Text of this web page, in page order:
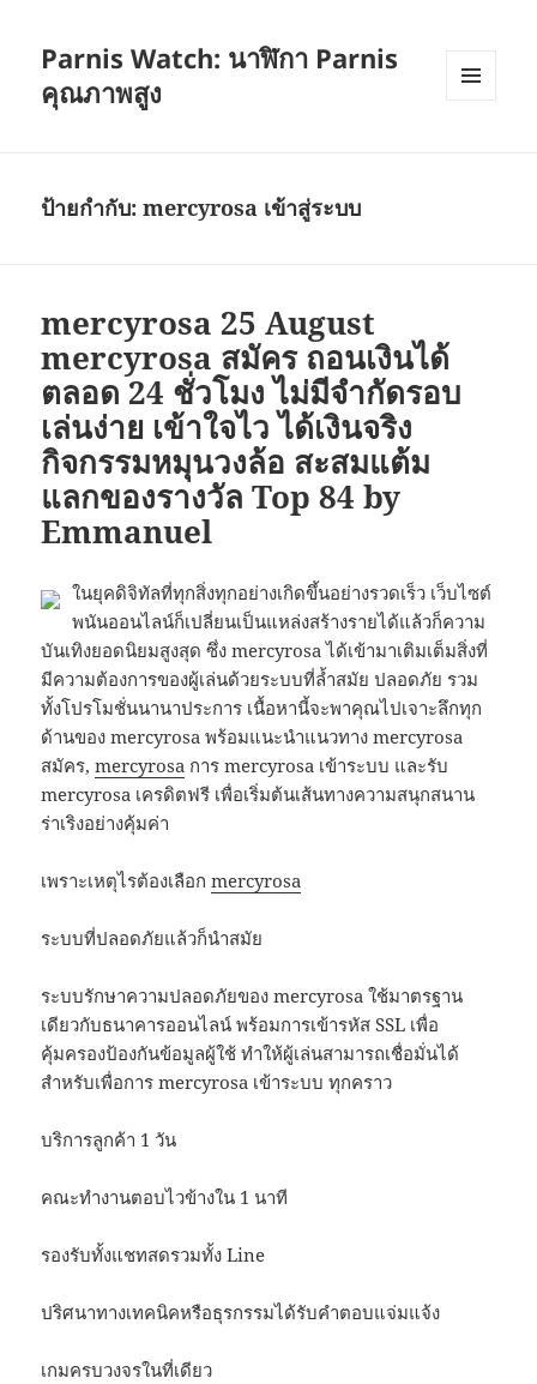
Parnis Watch: นาฬิกา Parnis
คุณภาพสูง
ป้ายกำกับ:mercyrosa เข้าสู่ระบบ
mercyrosa 25 August
mercyrosa สมัคร ถอนเงินได้
ตลอด 24 ชั่วโมง ไม่มีจำกัดรอบ
เล่นง่าย เข้าใจไว ได้เงินจริง
กิจกรรมหมุนวงล้อ สะสมแต้ม
แลกของรางวัล Top 84 by
Emmanuel
ในยุคดิจิทัลที่ทุกสิ่งทุกอย่างเกิดขึ้นอย่างรวดเร็ว เว็บไซต์
พนันออนไลน์ก็เปลี่ยนเป็นแหล่งสร้างรายได้แล้วก็ความ
บันเทิงยอดนิยมสูงสุด ซึ่ง mercyrosa ได้เข้ามาเติมเต็มสิ่งที่
มีความต้องการของผู้เล่นด้วยระบบที่ล้ำสมัย ปลอดภัย รวม
ทั้งโปรโมชั่นนานาประการ เนื้อหานี้จะพาคุณไปเจาะลึกทุก
ด้านของ mercyrosa พร้อมแนะนำแนวทาง mercyrosa
สมัคร,mercyrosa การ mercyrosa เข้าระบบ และรับ
mercyrosa เครดิตฟรี เพื่อเริ่มต้นเส้นทางความสนุกสนาน
ร่าเริงอย่างคุ้มค่า
เพราะเหตุไรต้องเลือกmercyrosa
ระบบที่ปลอดภัยแล้วก็นำสมัย
ระบบรักษาความปลอดภัยของ mercyrosa ใช้มาตรฐาน
เดียวกับธนาคารออนไลน์ พร้อมการเข้ารหัส SSL เพื่อ
คุ้มครองป้องกันข้อมูลผู้ใช้ ทำให้ผู้เล่นสามารถเชื่อมั่นได้
สำหรับเพื่อการ mercyrosa เข้าระบบ ทุกคราว
บริการลูกค้า 1 วัน
คณะทำงานตอบไวข้างใน 1 นาที
รองรับทั้งแชทสดรวมทั้ง Line
ปริศนาทางเทคนิคหรือธุรกรรมได้รับคำตอบแจ่มแจ้ง
เกมครบวงจรในที่เดียว